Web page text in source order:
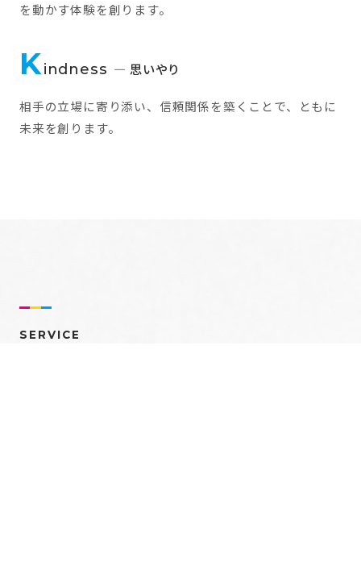
を動かす体験を創ります。
Kindness — 思いやり
相手の立場に寄り添い、信頼関係を築くことで、ともに
未来を創ります。
SERVICE